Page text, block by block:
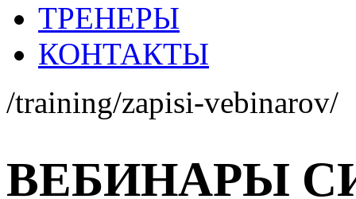
ТРЕНЕРЫ
КОНТАКТЫ
/training/zapisi-vebinarov/
ВЕБИНАРЫ